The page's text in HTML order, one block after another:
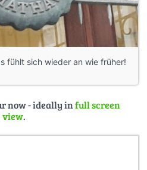
fühlt sich wieder an wie früher!
now - ideally infull screen
view.